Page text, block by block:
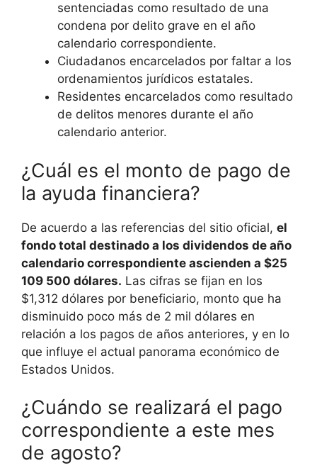
sentenciadas como resultado de una
condena por delito grave en el año
calendario correspondiente.
Ciudadanos encarcelados por faltar a los
ordenamientos jurídicos estatales.
Residentes encarcelados como resultado
de delitos menores durante el año
calendario anterior.
¿Cuál es el monto de pago de
la ayuda financiera?
De acuerdo a las referencias del sitio oficial, el
fondo total destinado a los dividendos de año
calendario correspondiente ascienden a $25
109 500 dólares. Las cifras se fijan en los
$1,312 dólares por beneficiario, monto que ha
disminuido poco más de 2 mil dólares en
relación a los pagos de años anteriores, y en lo
que influye el actual panorama económico de
Estados Unidos.
¿Cuándo se realizará el pago
correspondiente a este mes
de agosto?